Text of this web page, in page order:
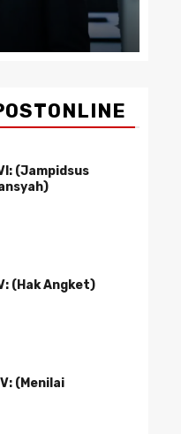
(Jampidsus
(Hak Angket)
(Menilai